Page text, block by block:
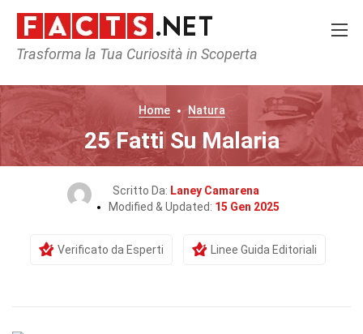
Trasforma la Tua Curiosità in Scoperta
Home Natura
25 Fatti Su Malaria
Scritto Da: Laney Camarena
Modified & Updated: 15 Gen 2025
Verificato da Esperti Linee Guida Editoriali